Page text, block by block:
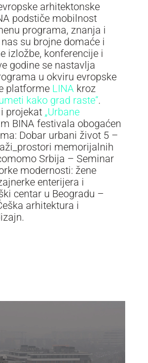
arhitektonske
podstiče mobilnost
programa, znanja i
su brojne domaće i
izložbe, konferencije i
godine se nastavlja
u okviru evropske
platforme LINA kroz
kako grad raste“.
projekat „Urbane
BINA festivala obogaćen
Dobar urbani život 5 –
memorijalnih
Srbija – Seminar
modernosti: žene
enterijera i
centar u Beogradu –
arhitektura i